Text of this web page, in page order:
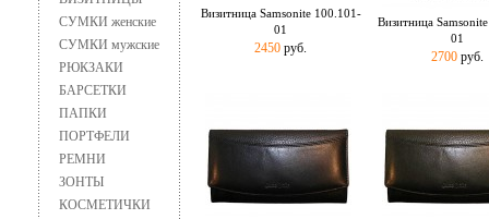
СУМКИ женские
СУМКИ мужские
РЮКЗАКИ
БАРСЕТКИ
ПАПКИ
ПОРТФЕЛИ
РЕМНИ
ЗОНТЫ
КОСМЕТИЧКИ
Визитница Samsonite 100.101-
01
2450 руб.
Визитница
01
2700 руб.